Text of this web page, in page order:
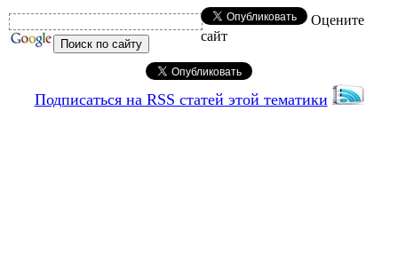
Оцените
сайт
Подписаться на RSS статей этой тематики